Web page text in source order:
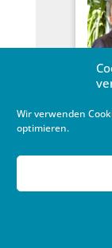
Wir verwenden
optimieren.